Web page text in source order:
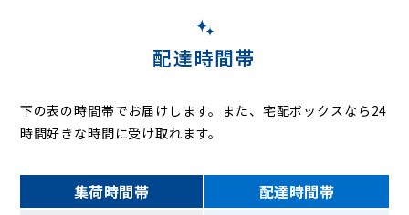
配達時間帯
下の表の時間帯でお届けします。また、宅配ボックスなら24
時間好きな時間に受け取れます。
集荷時間帯 配達時間帯